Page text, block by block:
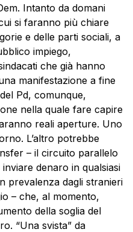
Intanto da domani
si faranno più chiare
e delle parti sociali, a
impiego,
che già hanno
manifestazione a fine
Pd, comunque,
nella quale fare capire
reali aperture. Uno
L’altro potrebbe
– il circuito parallelo
denaro in qualsiasi
prevalenza dagli stranieri
– che, al momento,
della soglia del
“Una svista” da